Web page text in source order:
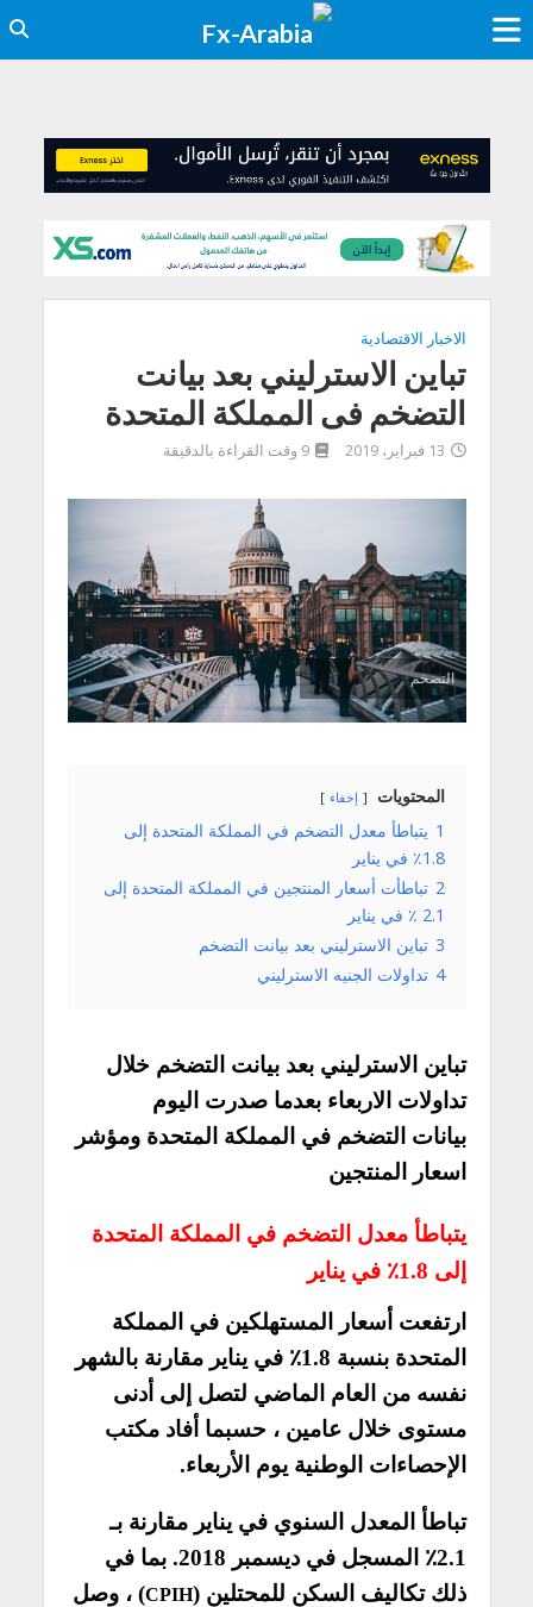
الاخبار الاقتصادية
تباين الاسترليني بعد بيانت
التضخم فى المملكة المتحدة
13 فبراير، 2019 9 وقت القراءة بالدقيقة
التضخم
المحتويات إخفاء
1 يتباطأ معدل التضخم في المملكة المتحدة إلى
1.8٪ في يناير
2 تباطأت أسعار المنتجين في المملكة المتحدة إلى
2.1 ٪ في يناير
3 تباين الاسترليني بعد بيانت التضخم
4 تداولات الجنيه الاسترليني
تباين الاسترليني بعد بيانت التضخم خلال
تداولات الاربعاء بعدما صدرت اليوم
بيانات التضخم في المملكة المتحدة ومؤشر
اسعار المنتجين
يتباطأ معدل التضخم في المملكة المتحدة
إلى 1.8٪ في يناير
ارتفعت أسعار المستهلكين في المملكة
المتحدة بنسبة 1.8٪ في يناير مقارنة بالشهر
نفسه من العام الماضي لتصل إلى أدنى
مستوى خلال عامين ، حسبما أفاد مكتب
الإحصاءات الوطنية يوم الأربعاء.
تباطأ المعدل السنوي في يناير مقارنة بـ
2.1٪ المسجل في ديسمبر 2018. بما في
ذلك تكاليف السكن للمحتلين (CPIH) ، وصل